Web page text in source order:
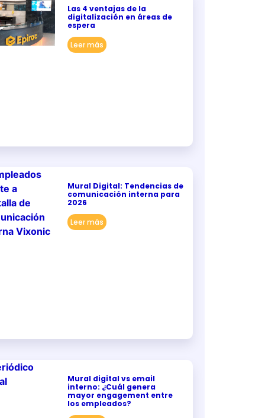
Las 4 ventajas de la
digitalización en áreas de
espera
Leer más
Mural Digital: Tendencias de
comunicación interna para
2026
Leer más
Mural digital vs email
interno: ¿Cuál genera
mayor engagement entre
los empleados?